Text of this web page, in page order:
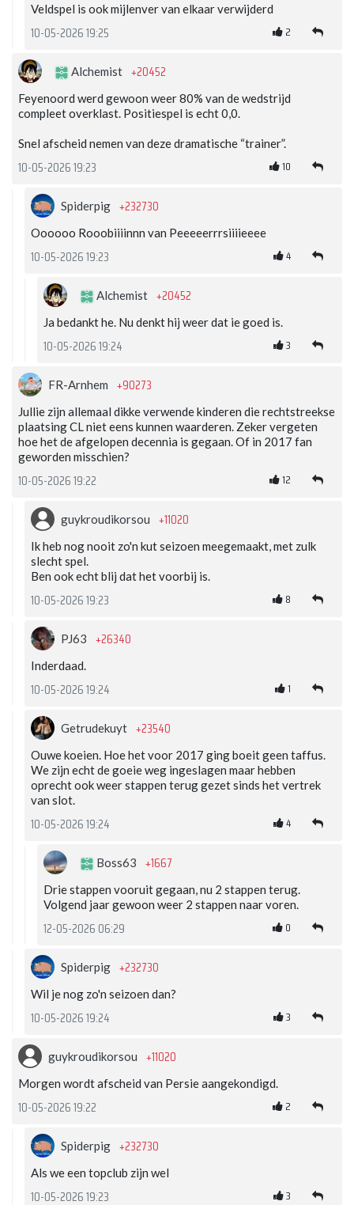
Veldspel is ook mijlenver van elkaar verwijderd
10-05-2026 19:25 2
Alchemist +20452
Feyenoord werd gewoon weer 80% van de wedstrijd
compleet overklast. Positiespel is echt 0,0.
Snel afscheid nemen van deze dramatische “trainer”.
10-05-2026 19:23 10
Spiderpig +232730
Oooooo Rooobiiiinnn van Peeeeerrrsiiiieeee
10-05-2026 19:23 4
Alchemist +20452
Ja bedankt he. Nu denkt hij weer dat ie goed is.
10-05-2026 19:24 3
FR-Arnhem +90273
Jullie zijn allemaal dikke verwende kinderen die rechtstreekse
plaatsing CL niet eens kunnen waarderen. Zeker vergeten
hoe het de afgelopen decennia is gegaan. Of in 2017 fan
geworden misschien?
10-05-2026 19:22 12
guykroudikorsou +11020
Ik heb nog nooit zo'n kut seizoen meegemaakt, met zulk
slecht spel.
Ben ook echt blij dat het voorbij is.
10-05-2026 19:23 8
PJ63 +26340
Inderdaad.
10-05-2026 19:24 1
Getrudekuyt +23540
Ouwe koeien. Hoe het voor 2017 ging boeit geen taffus.
We zijn echt de goeie weg ingeslagen maar hebben
oprecht ook weer stappen terug gezet sinds het vertrek
van slot.
10-05-2026 19:24 4
Boss63 +1667
Drie stappen vooruit gegaan, nu 2 stappen terug.
Volgend jaar gewoon weer 2 stappen naar voren.
12-05-2026 06:29 0
Spiderpig +232730
Wil je nog zo'n seizoen dan?
10-05-2026 19:24 3
guykroudikorsou +11020
Morgen wordt afscheid van Persie aangekondigd.
10-05-2026 19:22 2
Spiderpig +232730
Als we een topclub zijn wel
10-05-2026 19:23 3